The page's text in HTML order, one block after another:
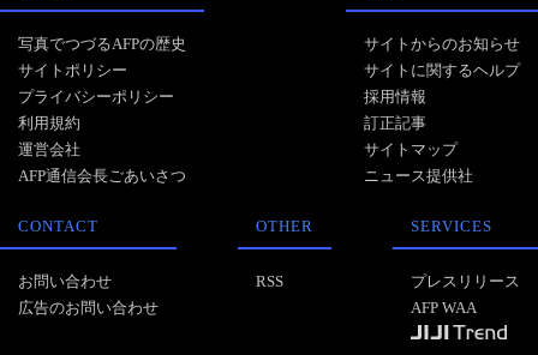
写真でつづるAFPの歴史
サイトポリシー
プライバシーポリシー
利用規約
運営会社
AFP通信会長ごあいさつ
サイトからのお知らせ
サイトに関するヘルプ
採用情報
訂正記事
サイトマップ
ニュース提供社
CONTACT
お問い合わせ
広告のお問い合わせ
OTHER
RSS
SERVICES
プレスリリース
AFP WAA